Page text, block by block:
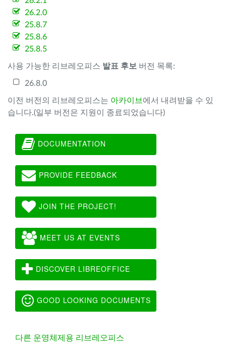
26.2.0
25.8.7
25.8.6
25.8.5
사용 가능한 리브레오피스 발표 후보 버전 목록:
26.8.0
이전 버전의 리브레오피스는 아카이브 에서 내려받을 수 있
습니다.(일부 버전은 지원이 종료되었습니다)
DOCUMENTATION
PROVIDE FEEDBACK
JOIN THE PROJECT!
MEET US AT EVENTS
DISCOVER LIBREOFFICE
GOOD LOOKING DOCUMENTS
다른 운영체제용 리브레오피스